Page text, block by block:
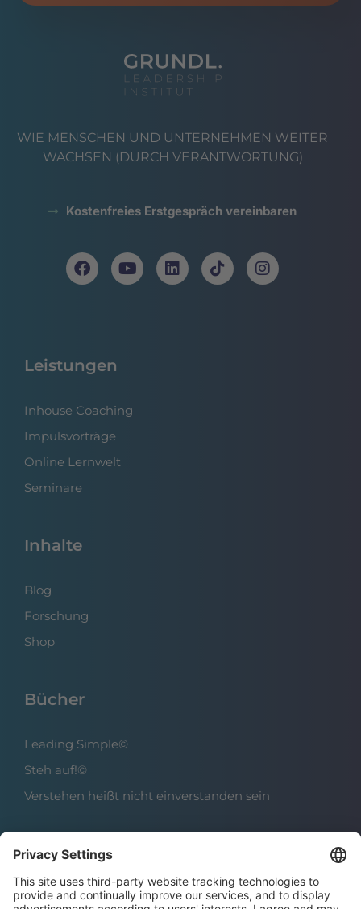
WIE MENSCHEN UND UNTERNEHMEN WEITER
WACHSEN (DURCH VERANTWORTUNG)
Kostenfreies Erstgespräch vereinbaren
Leistungen
Inhouse Coaching
Impulsvorträge
Online Lernwelt
Seminare
Inhalte
Blog
Forschung
Shop
Bücher
Leading Simple©
Steh auf!©
Verstehen heißt nicht einverstanden sein
Über das Institut
Boris Grundl